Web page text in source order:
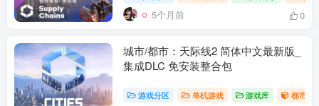
5个月前 0
城市/都市：天际线2 简体中文最新版_
集成DLC 免安装整合包
游戏分区 单机游戏 游戏库 都市天